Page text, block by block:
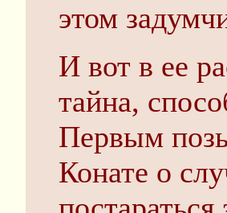
этом
И вот в ее
тайна,
Первым
Конате о